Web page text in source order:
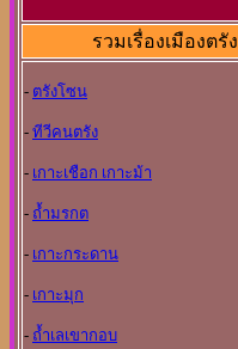
รวมเรื่องเมืองตรัง
- ตรังโซน
- ทีวีคนตรัง
- เกาะเชือก เกาะม้า
- ถ้ำมรกต
- เกาะกระดาน
- เกาะมุก
- ถ้ำเลเขากอบ